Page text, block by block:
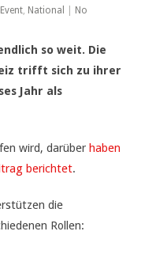
Event, National
No
so weit. Die
trifft sich zu ihrer
Jahr als
wird, darüberhaben
berichtet.
die
Rollen: